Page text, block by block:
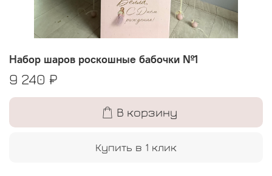
Набор шаров роскошные бабочки №1
9 240 ₽
В корзину
Купить в 1 клик